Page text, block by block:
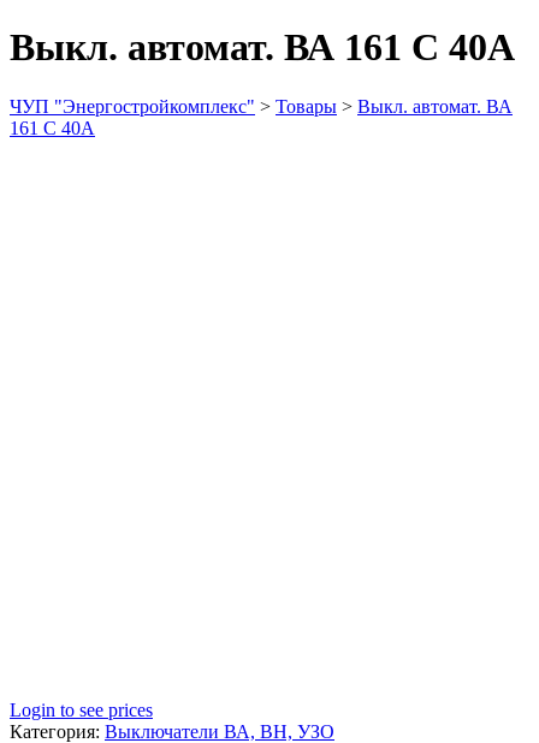
Выкл. автомат. ВА 161 C 40А
ЧУП "Энергостройкомплекс" > Товары > Выкл. автомат. ВА
161 C 40А
Login to see prices
Категория: Выключатели ВА, ВН, УЗО